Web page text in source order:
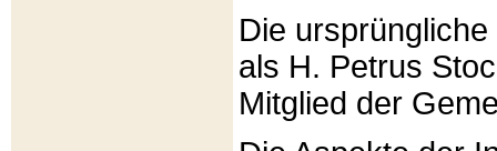
Die
als H. Petrus
Mitglied der